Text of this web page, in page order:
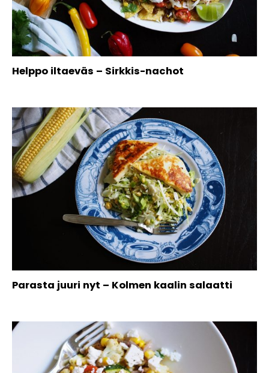
Helppo iltaeväs – Sirkkis-nachot
Parasta juuri nyt – Kolmen kaalin salaatti